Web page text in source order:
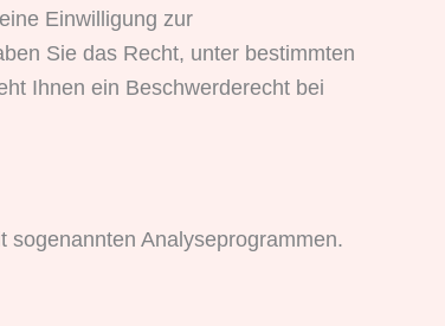
Einwilligung zur
Sie das Recht, unter bestimmten
Ihnen ein Beschwerderecht bei
Analyseprogrammen.